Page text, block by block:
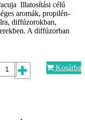
Illatosítási célú
aromák, propilén-
diffúzorokban,
A diffúzorban
Kosárba